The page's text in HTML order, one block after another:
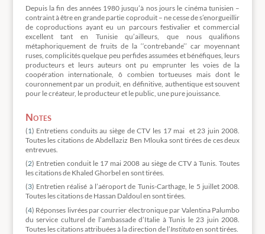
Depuis la fin des années 1980 jusqu’à nos jours le cinéma tunisien –
contraint à être en grande partie coproduit – ne cesse de s’enorgueillir
de coproductions ayant eu un parcours festivalier et commercial
excellent tant en Tunisie qu’ailleurs, que nous qualifions
métaphoriquement de fruits de la ‘‘contrebande’’ car moyennant
ruses, complicités quelque peu perfides assumées et bénéfiques, leurs
producteurs et leurs auteurs ont pu emprunter les voies de la
coopération internationale, ô combien tortueuses mais dont le
couronnement par un produit, en définitive, authentique est souvent
pour le créateur, le producteur et le public, une pure jouissance.
Notes
(1) Entretiens conduits au siège de CTV les 17 mai et 23 juin 2008.
Toutes les citations de Abdellaziz Ben Mlouka sont tirées de ces deux
entrevues.
(2) Entretien conduit le 17 mai 2008 au siège de CTV à Tunis. Toutes
les citations de Khaled Ghorbel en sont tirées.
(3) Entretien réalisé à l’aéroport de Tunis-Carthage, le 5 juillet 2008.
Toutes les citations de Hassan Daldoul en sont tirées.
(4) Réponses livrées par courrier électronique par Valentina Palumbo
du service culturel de l’ambassade d’Italie à Tunis le 23 juin 2008.
Toutes les citations attribuées à la direction de l’Institutoen sont tirées.